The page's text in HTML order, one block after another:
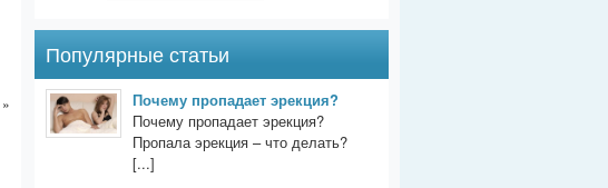
»
Популярные статьи
Почему пропадает эрекция?
Почему пропадает эрекция?
Пропала эрекция – что делать?
[...]